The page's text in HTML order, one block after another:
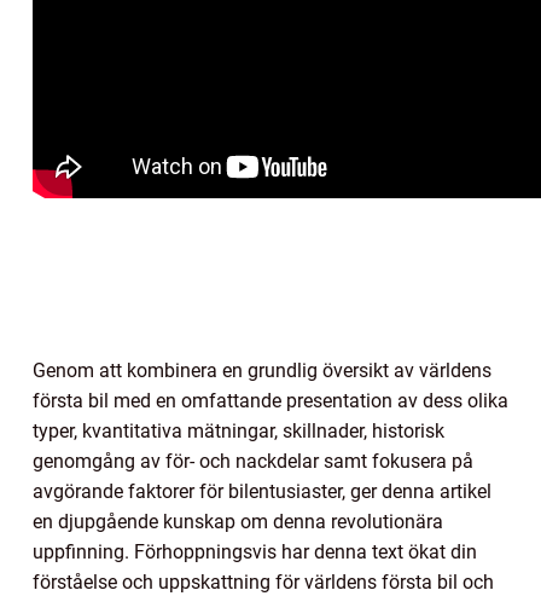
Genom att kombinera en grundlig översikt av världens
första bil med en omfattande presentation av dess olika
typer, kvantitativa mätningar, skillnader, historisk
genomgång av för- och nackdelar samt fokusera på
avgörande faktorer för bilentusiaster, ger denna artikel
en djupgående kunskap om denna revolutionära
uppfinning. Förhoppningsvis har denna text ökat din
förståelse och uppskattning för världens första bil och